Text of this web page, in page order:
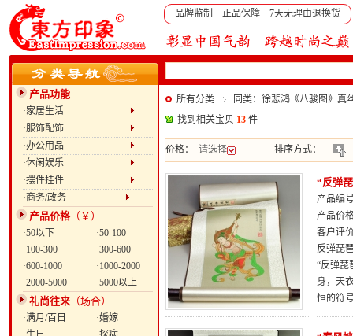
品牌监制 正品保障 7天无理由退换货
产品功能
·家居生活
·服饰配饰
·办公用品
·休闲娱乐
·摆件挂件
·商务/政务
产品价格（￥）
·50以下
·50-100
·100-300
·300-600
·600-1000
·1000-2000
·2000-5000
·5000以上
礼尚往来 （场合）
·满月/百日
·婚嫁
所有分类
同类：徐悲鸿《八骏图》真
找到相关宝贝 13 件
价格： 请选择 排序方式：
“反弹
产品编
产品价
客户评
反弹琵
“反弹琵
身，天
恒的符